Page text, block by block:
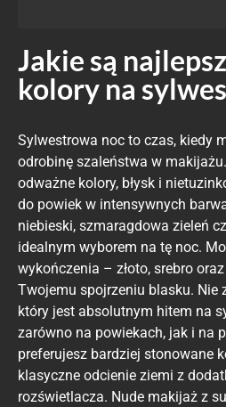
Jakie są
kolory na
Sylwestrowa noc to czas, kiedy
odrobinę szaleństwa w
odważne kolory, błysk i
do powiek w intensywnych
niebieski, szmaragdowa zieleń
idealnym wyborem na tę noc.
wykończenia – złoto, srebro
Twojemu spojrzeniu blasku. Nie
który jest absolutnym hitem na
zarówno na powiekach, jak i na
preferujesz bardziej stonowane
klasyczne odcienie ziemi z
rozświetlacza. Nude makijaż z